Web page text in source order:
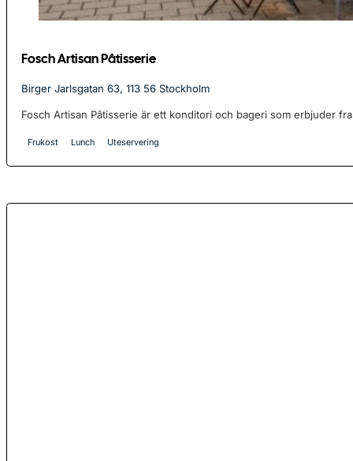
Fosch Artisan Pâtisserie
Birger Jarlsgatan 63, 113 56 Stockholm
Fosch Artisan Pâtisserie är ett konditori och bageri som erbjuder
Frukost Lunch Uteservering